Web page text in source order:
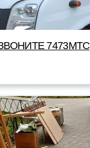
7473МТС